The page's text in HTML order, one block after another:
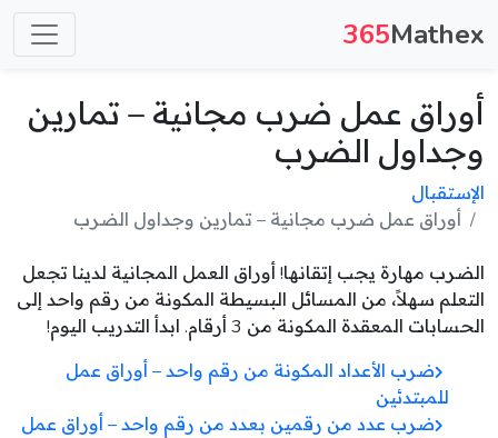
365Mathex
أوراق عمل ضرب مجانية – تمارين
وجداول الضرب
الإستقبال
أوراق عمل ضرب مجانية – تمارين وجداول الضرب
الضرب مهارة يجب إتقانها! أوراق العمل المجانية لدينا تجعل
التعلم سهلاً، من المسائل البسيطة المكونة من رقم واحد إلى
الحسابات المعقدة المكونة من 3 أرقام. ابدأ التدريب اليوم!
ضرب الأعداد المكونة من رقم واحد – أوراق عمل
للمبتدئين
ضرب عدد من رقمين بعدد من رقم واحد – أوراق عمل